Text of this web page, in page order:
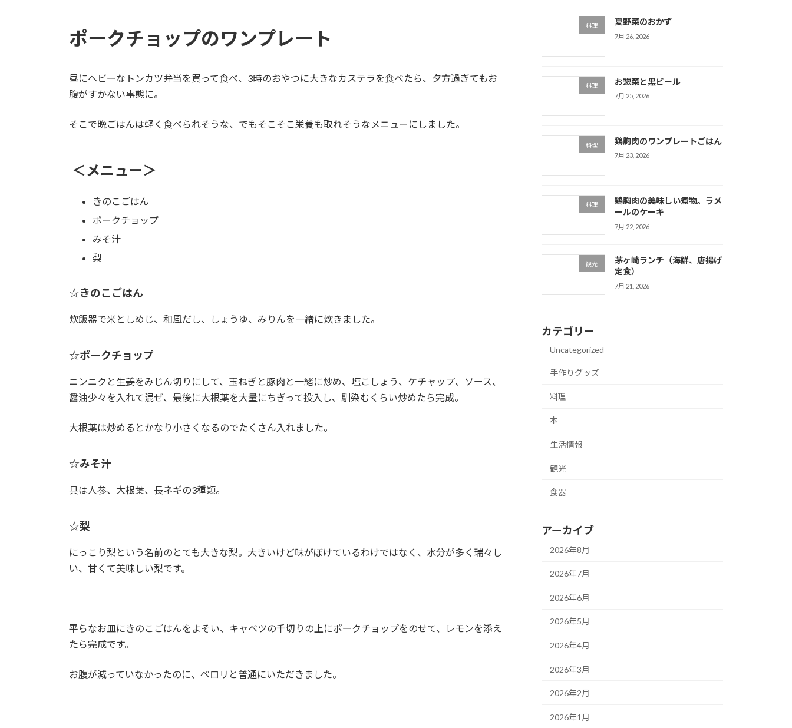
ポークチョップのワンプレート
昼にヘビーなトンカツ弁当を買って食べ、3時のおやつに大きなカステラを食べたら、夕方過ぎてもお
腹がすかない事態に。
そこで晩ごはんは軽く食べられそうな、でもそこそこ栄養も取れそうなメニューにしました。
＜メニュー＞
きのこごはん
ポークチョップ
みそ汁
梨
☆きのこごはん
炊飯器で米としめじ、和風だし、しょうゆ、みりんを一緒に炊きました。
☆ポークチョップ
ニンニクと生姜をみじん切りにして、玉ねぎと豚肉と一緒に炒め、塩こしょう、ケチャップ、ソース、
醤油少々を入れて混ぜ、最後に大根葉を大量にちぎって投入し、馴染むくらい炒めたら完成。
大根葉は炒めるとかなり小さくなるのでたくさん入れました。
☆みそ汁
具は人参、大根葉、長ネギの3種類。
☆梨
にっこり梨という名前のとても大きな梨。大きいけど味がぼけているわけではなく、水分が多く瑞々し
い、甘くて美味しい梨です。
平らなお皿にきのこごはんをよそい、キャベツの千切りの上にポークチョップをのせて、レモンを添え
たら完成です。
お腹が減っていなかったのに、ペロリと普通にいただきました。
料理 夏野菜のおかず
7月 26, 2026
料理 お惣菜と黒ビール
7月 25, 2026
料理 鶏胸肉のワンプレートごはん
7月 23, 2026
料理
鶏胸肉の美味しい煮物。ラメ
ールのケーキ
7月 22, 2026
観光
茅ヶ崎ランチ（海鮮、唐揚げ
定食）
7月 21, 2026
カテゴリー
Uncategorized
手作りグッズ
料理
本
生活情報
観光
食器
アーカイブ
2026年8月
2026年7月
2026年6月
2026年5月
2026年4月
2026年3月
2026年2月
2026年1月